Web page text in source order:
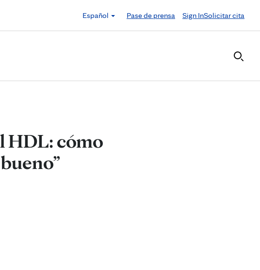
Español
Pase de prensa Sign InSolicitar cita
HDL: cómo